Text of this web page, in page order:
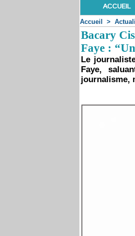
ACCUEIL
Accueil >
Bacary
Faye :
Le
Faye,
journalisme,